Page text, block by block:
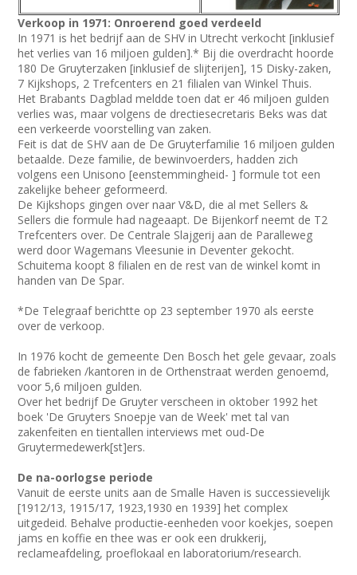
Verkoop in 1971: Onroerend goed verdeeld
In 1971 is het bedrijf aan de SHV in Utrecht verkocht [inklusief
het verlies van 16 miljoen gulden].* Bij die overdracht hoorde
180 De Gruyterzaken [inklusief de slijterijen], 15 Disky-zaken,
7 Kijkshops, 2 Trefcenters en 21 filialen van Winkel Thuis.
Het Brabants Dagblad meldde toen dat er 46 miljoen gulden
verlies was, maar volgens de drectiesecretaris Beks was dat
een verkeerde voorstelling van zaken.
Feit is dat de SHV aan de De Gruyterfamilie 16 miljoen gulden
betaalde. Deze familie, de bewinvoerders, hadden zich
volgens een Unisono [eenstemmingheid- ] formule tot een
zakelijke beheer geformeerd.
De Kijkshops gingen over naar V&D, die al met Sellers &
Sellers die formule had nageaapt. De Bijenkorf neemt de T2
Trefcenters over. De Centrale Slajgerij aan de Paralleweg
werd door Wagemans Vleesunie in Deventer gekocht.
Schuitema koopt 8 filialen en de rest van de winkel komt in
handen van De Spar.
*De Telegraaf berichtte op 23 september 1970 als eerste
over de verkoop.
In 1976 kocht de gemeente Den Bosch het gele gevaar, zoals
de fabrieken /kantoren in de Orthenstraat werden genoemd,
voor 5,6 miljoen gulden.
Over het bedrijf De Gruyter verscheen in oktober 1992 het
boek 'De Gruyters Snoepje van de Week' met tal van
zakenfeiten en tientallen interviews met oud-De
Gruytermedewerk[st]ers.
De na-oorlogse periode
Vanuit de eerste units aan de Smalle Haven is successievelijk
[1912/13, 1915/17, 1923,1930 en 1939] het complex
uitgedeid. Behalve productie-eenheden voor koekjes, soepen
jams en koffie en thee was er ook een drukkerij,
reclameafdeling, proeflokaal en laboratorium/research.